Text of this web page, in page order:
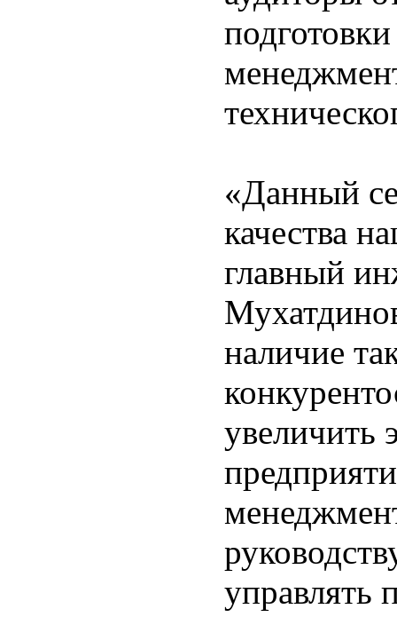
«Данный
качества
главный
наличие
увеличить
управлять